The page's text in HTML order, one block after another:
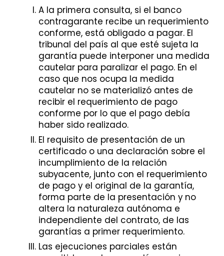
A la primera consulta, si el banco
contragarante recibe un requerimiento
conforme, está obligado a pagar. El
tribunal del país al que esté sujeta la
garantía puede interponer una medida
cautelar para paralizar el pago. En el
caso que nos ocupa la medida
cautelar no se materializó antes de
recibir el requerimiento de pago
conforme por lo que el pago debía
haber sido realizado.
El requisito de presentación de un
certificado o una declaración sobre el
incumplimiento de la relación
subyacente, junto con el requerimiento
de pago y el original de la garantía,
forma parte de la presentación y no
altera la naturaleza autónoma e
independiente del contrato, de las
garantías a primer requerimiento.
Las ejecuciones parciales están